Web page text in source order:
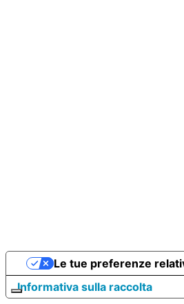
Informativa sulla raccolta
Le tue preferenze